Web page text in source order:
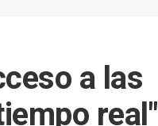
a las
real"